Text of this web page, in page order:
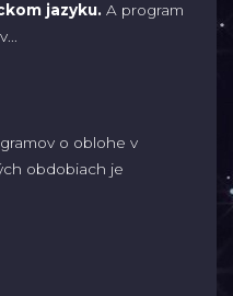
jazyku. A program
o oblohe v
obdobiach je